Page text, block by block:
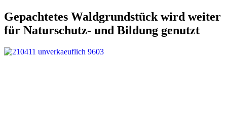
Gepachtetes Waldgrundstück wird weiter
für Naturschutz- und Bildung genutzt